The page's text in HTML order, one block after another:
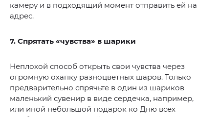
камеру и в подходящий момент отправить ей на
адрес.
7. Спрятать «чувства» в шарики
Неплохой способ открыть свои чувства через
огромную охапку разноцветных шаров. Только
предварительно спрячьте в один из шариков
маленький сувенир в виде сердечка, например,
или иной небольшой подарок ко Дню всех